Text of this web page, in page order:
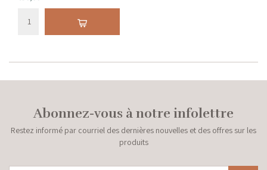
Abonnez-vous à notre infolettre
Restez informé par courriel des dernières nouvelles et des offres sur les
produits